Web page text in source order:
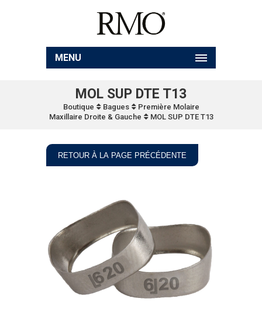
MENU
MOL SUP DTE T13
Boutique Bagues
Première Molaire
Maxillaire Droite & Gauche
MOL SUP DTE T13
RETOUR À LA PAGE PRÉCÉDENTE